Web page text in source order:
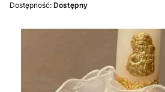
Dostępność: Dostępny